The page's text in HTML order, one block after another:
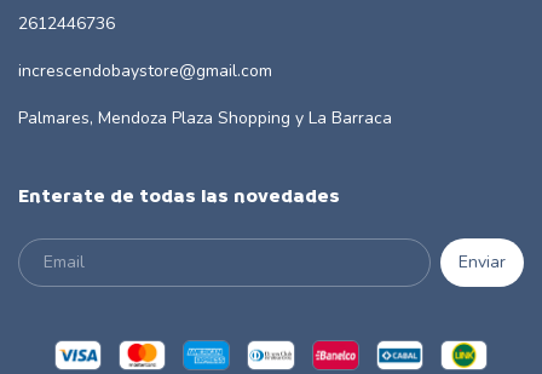
2612446736
increscendobaystore@gmail.com
Palmares, Mendoza Plaza Shopping y La Barraca
Enterate de todas las novedades